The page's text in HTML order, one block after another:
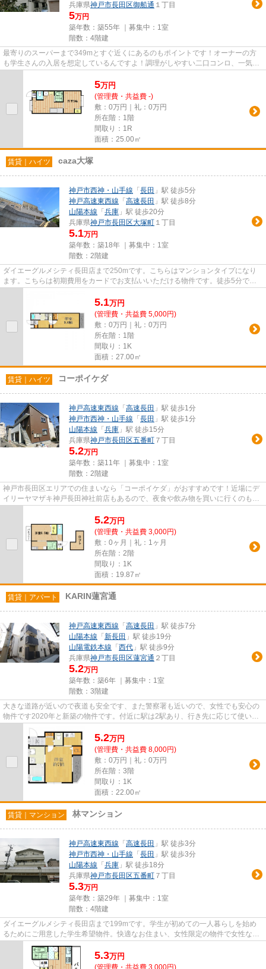
兵庫県神戸市長田区御船通 １丁目
5万円
築年数：築55年 ｜募集中： 1室
階数：4階建
最寄りのスーパーまで349mとすぐ近くにあるのもポイントです！オーナーの方
も学生さんの入居を想定しているんですよ！調理がしやすい二口コンロ、一気に
5万円
(管理費・共益費 -)
敷：0万円｜礼：0万円
所在階：1階
間取り：1R
面積：25.00㎡
賃貸｜ハイツ caza大塚
神戸市西神・山手線 「 長田 」駅 徒歩5分
神戸高速東西線 「 高速長田 」駅 徒歩8分
山陽本線 「 兵庫 」駅 徒歩20分
兵庫県神戸市長田区大塚町 １丁目
5.1万円
築年数：築18年 ｜募集中： 1室
階数：2階建
ダイエーグルメシティ長田店まで250mです。こちらはマンションタイプになり
ます。こちらは初期費用をカードでお支払いいただける物件です。徒歩5分で駅
5.1万円
(管理費・共益費 5,000円)
敷：0万円｜礼：0万円
所在階：1階
間取り：1K
面積：27.00㎡
賃貸｜ハイツ コーポイケダ
神戸高速東西線 「 高速長田 」駅 徒歩1分
神戸市西神・山手線 「 長田 」駅 徒歩1分
山陽本線 「 兵庫 」駅 徒歩15分
兵庫県神戸市長田区五番町 ７丁目
5.2万円
築年数：築11年 ｜募集中： 1室
階数：2階建
神戸市長田区エリアでの住まいなら「コーポイケダ」がおすすめです！近場にデ
イリーヤマザキ神戸長田神社前店もあるので、夜食や飲み物を買いに行くのも
5.2万円
(管理費・共益費 3,000円)
敷：0ヶ月｜礼：1ヶ月
所在階：2階
間取り：1K
面積：19.87㎡
賃貸｜アパート KARIN蓮宮通
神戸高速東西線 「 高速長田 」駅 徒歩7分
山陽本線 「 新長田 」駅 徒歩19分
山陽電鉄本線 「 西代 」駅 徒歩9分
兵庫県神戸市長田区蓮宮通 ２丁目
5.2万円
築年数：築6年 ｜募集中： 1室
階数：3階建
大きな道路が近いので夜道も安全です、また警察署も近いので、女性でも安心の
物件です2020年と新築の物件です。付近に駅は2駅あり、行き先に応じて使い分
けができます。info@elfor.jp...
5.2万円
(管理費・共益費 8,000円)
敷：0万円｜礼：0万円
所在階：3階
間取り：1K
面積：22.00㎡
賃貸｜マンション 林マンション
神戸高速東西線 「 高速長田 」駅 徒歩3分
神戸市西神・山手線 「 長田 」駅 徒歩3分
山陽本線 「 兵庫 」駅 徒歩18分
兵庫県神戸市長田区五番町 ７丁目
5.3万円
築年数：築29年 ｜募集中： 1室
階数：4階建
ダイエーグルメシティ長田店まで199mです。学生が初めての一人暮らしを始め
るためにご用意した学生希望物件。快適なお住まい、女性限定の物件で女性なら
ではの生活。耐震性も高くて安...
5.3万円
(管理費・共益費 3,000円)